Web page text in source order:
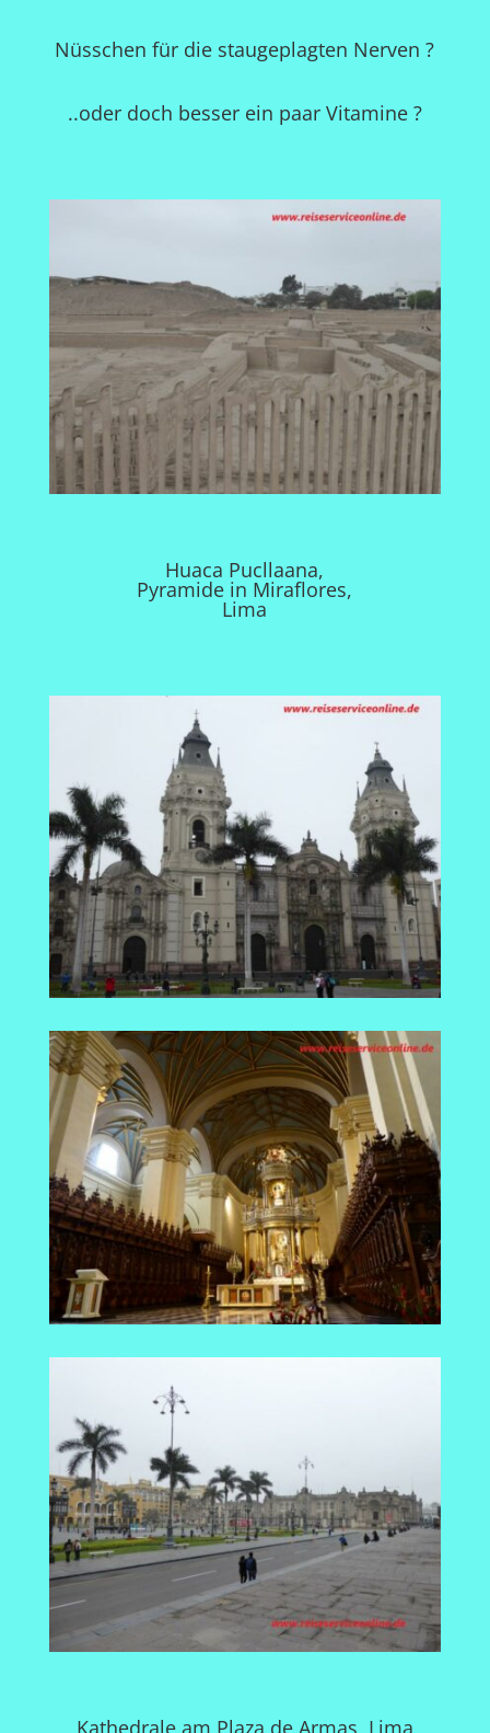
Nüsschen für die staugeplagten Nerven ?
..oder doch besser ein paar Vitamine ?
Huaca Pucllaana,
Pyramide in Miraflores,
Lima
Kathedrale am Plaza de Armas, Lima